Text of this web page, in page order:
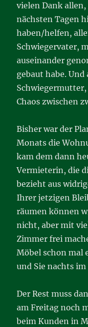
vielen Dank
nächsten Tagen
haben/helfen,
Schwiegervater,
auseinander
gebaut habe.
Schwiegermutter,
Chaos zwischen
Bisher war der
Monats die
kam dem dann
Vermieterin, die
bezieht aus
Ihrer jetzigen
räumen können
nicht, aber mit
Zimmer frei
Möbel schon mal
und Sie nachts
Der Rest muss
am Freitag noch
beim Kunden in